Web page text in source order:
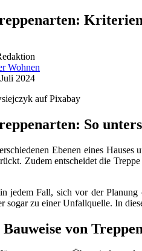
Wohnen
2024
So
Ebenen eines
Zudem entscheidet die
jedem Fall, sich vor der Planung
sogar zu einer Unfallquelle. In
von Treppen